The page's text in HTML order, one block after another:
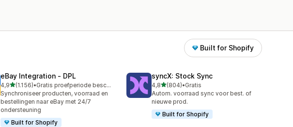
Built for Shopify
eBay Integration ‑ DPL
4,9van 5 sterren
(1.156)
1156 recensies in totaal
•
Gratis proefperiode beschikbaar
Synchroniseer producten, voorraad en
bestellingen naar eBay met 24/7
ondersteuning
Built for Shopify
syncX: Stock Sync
4,8van 5 sterren
(804)
804 recensies in totaal
•Gratis
Autom. voorraad sync voor best. of
nieuwe prod.
Built for Shopify